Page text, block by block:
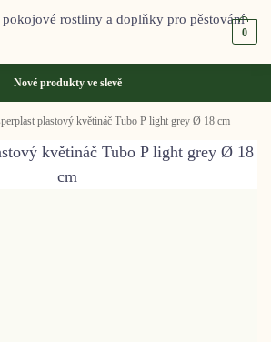
0
Nové produkty ve slevě
plastový květináč Tubo P light grey Ø 18 cm